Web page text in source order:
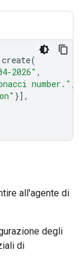
create(
2026" ,
number." ,
}],
all'agente di
degli
di